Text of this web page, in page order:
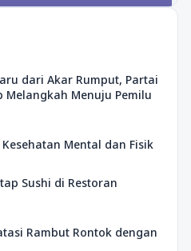
dari Akar Rumput, Partai
Melangkah Menuju Pemilu
Mental dan Fisik
Sushi di Restoran
Rambut Rontok dengan